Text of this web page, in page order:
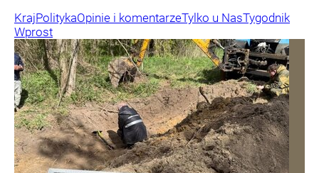
KrajPolitykaOpinie i komentarzeTylko u NasTygodnik
Wprost